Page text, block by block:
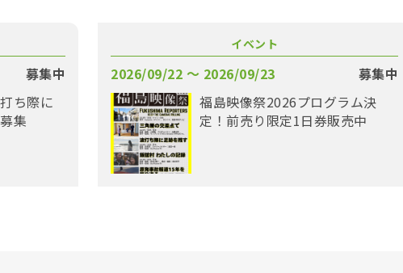
募集中
ち際に
集
イベント
2026/09/22 〜 2026/09/23
募集中
福島映像祭2026プログラム決
定！前売り限定1日券販売中